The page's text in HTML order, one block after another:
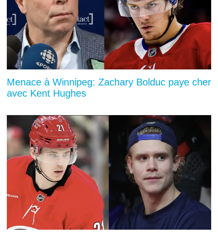
Menace à Winnipeg: Zachary Bolduc paye cher
avec Kent Hughes